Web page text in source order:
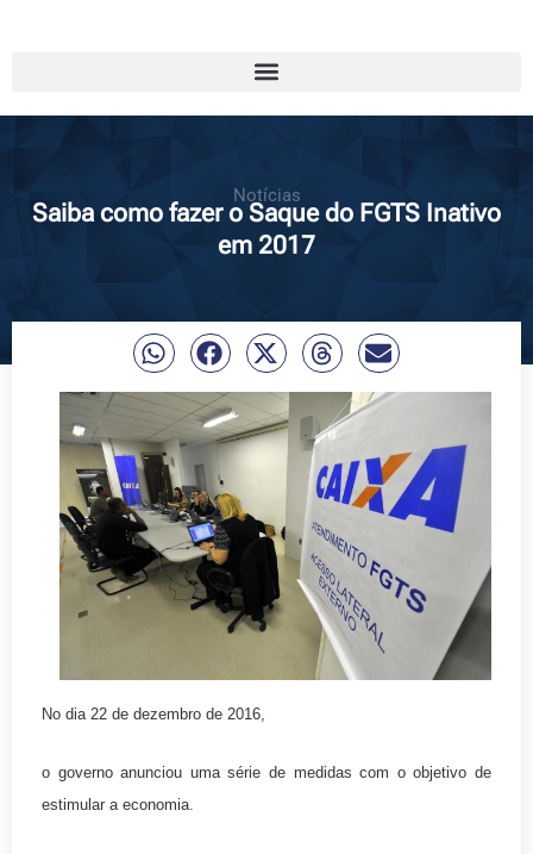
Notícias
Saiba como fazer o Saque do FGTS Inativo
em 2017
No dia 22 de dezembro de 2016,
o governo anunciou uma série de medidas com o objetivo de
estimular a economia.